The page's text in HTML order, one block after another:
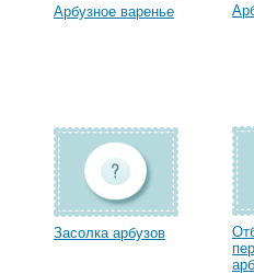
Арбузное варенье
Засолка арбузов